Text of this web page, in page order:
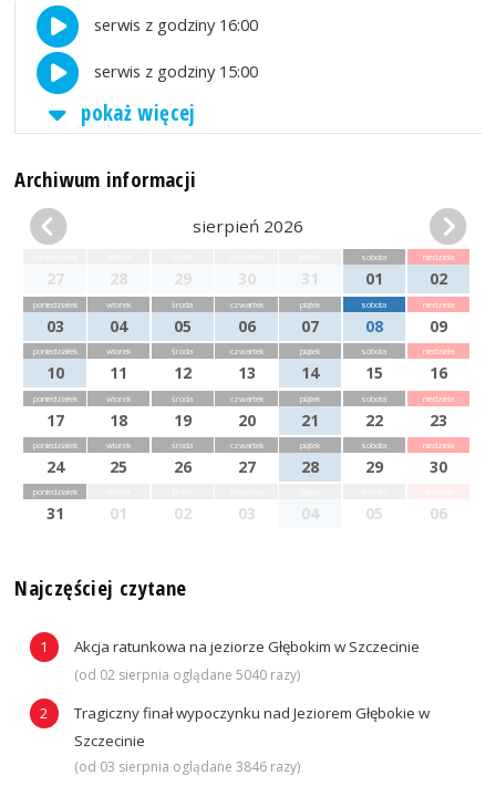
serwis z godziny 16:00
serwis z godziny 15:00
pokaż więcej
Archiwum informacji
sierpień 2026
27 28 29 30 31
sobota
01
niedziela
02
poniedziałek
03
wtorek
04
środa
05
czwartek
06
piątek
07
sobota
08
niedziela
09
poniedziałek
10
wtorek
11
środa
12
czwartek
13
piątek
14
sobota
15
niedziela
16
poniedziałek
17
wtorek
18
środa
19
czwartek
20
piątek
21
sobota
22
niedziela
23
poniedziałek
24
wtorek
25
środa
26
czwartek
27
piątek
28
sobota
29
niedziela
30
poniedziałek
31 01 02 03 04 05 06
Najczęściej czytane
Akcja ratunkowa na jeziorze Głębokim w Szczecinie
(od 02 sierpnia oglądane 5040 razy)
Tragiczny finał wypoczynku nad Jeziorem Głębokie w
Szczecinie
(od 03 sierpnia oglądane 3846 razy)